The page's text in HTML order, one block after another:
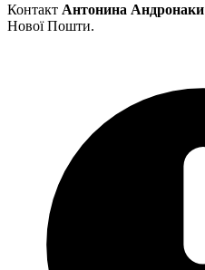
Контакт Антонина Андронаки
Нової Пошти.